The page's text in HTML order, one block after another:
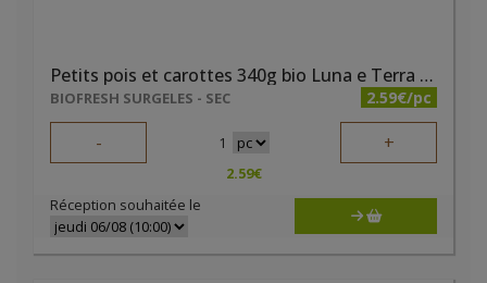
Petits pois et carottes 340g bio Luna e Terra DEMETER
BIOFRESH SURGELES - SEC 2.59€/pc
- 1 +
2.59€
Réception souhaitée le